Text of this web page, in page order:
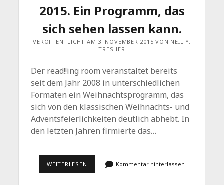
2015. Ein Programm, das
sich sehen lassen kann.
VERÖFFENTLICHT AM 3. NOVEMBER 2015 VON NEIL Y.
TRESHER
Der read!!ing room veranstaltet bereits
seit dem Jahr 2008 in unterschiedlichen
Formaten ein Weihnachtsprogramm, das
sich von den klassischen Weihnachts- und
Adventsfeierlichkeiten deutlich abhebt. In
den letzten Jahren firmierte das…
WEITERLESEN WEIHNACHTENKommentar hinterlassen